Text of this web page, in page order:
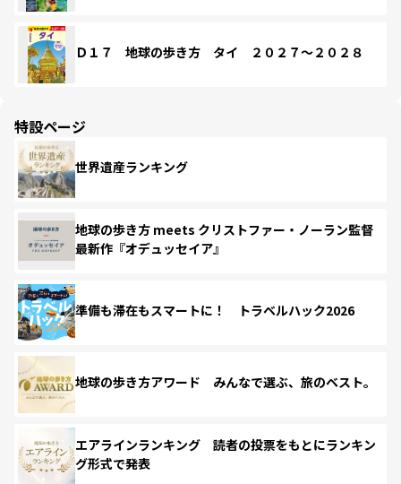
Ｄ１７ 地球の歩き方 タイ ２０２７～２０２８
特設ページ
世界遺産ランキング
地球の歩き方 meets クリストファー・ノーラン監督
最新作『オデュッセイア』
準備も滞在もスマートに！ トラベルハック2026
地球の歩き方アワード みんなで選ぶ、旅のベスト。
エアラインランキング 読者の投票をもとにランキン
グ形式で発表